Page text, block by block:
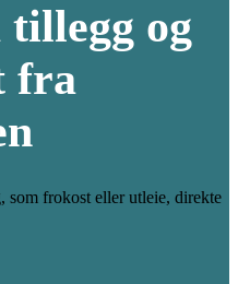
tillegg og
fra
som frokost eller utleie, direkte